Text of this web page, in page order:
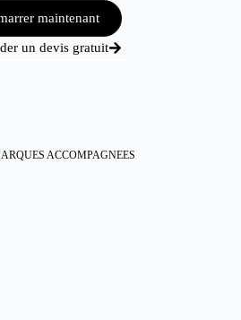
maintenant
un devis gratuit
ACCOMPAGNEES